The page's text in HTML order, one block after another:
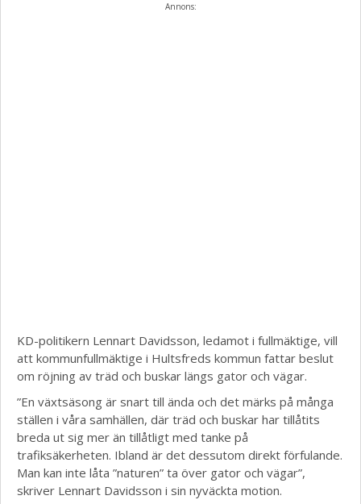
Annons:
KD-politikern Lennart Davidsson, ledamot i fullmäktige, vill
att kommunfullmäktige i Hultsfreds kommun fattar beslut
om röjning av träd och buskar längs gator och vägar.
”En växtsäsong är snart till ända och det märks på många
ställen i våra samhällen, där träd och buskar har tillåtits
breda ut sig mer än tillåtligt med tanke på
trafiksäkerheten. Ibland är det dessutom direkt förfulande.
Man kan inte låta ”naturen” ta över gator och vägar”,
skriver Lennart Davidsson i sin nyväckta motion.